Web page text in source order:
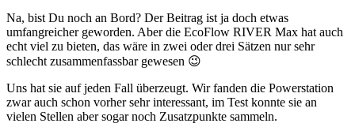
Na, bist Du noch an Bord? Der Beitrag ist ja doch etwas
umfangreicher geworden. Aber die EcoFlow RIVER Max hat auch
echt viel zu bieten, das wäre in zwei oder drei Sätzen nur sehr
schlecht zusammenfassbar gewesen 😉
Uns hat sie auf jeden Fall überzeugt. Wir fanden die Powerstation
zwar auch schon vorher sehr interessant, im Test konnte sie an
vielen Stellen aber sogar noch Zusatzpunkte sammeln.